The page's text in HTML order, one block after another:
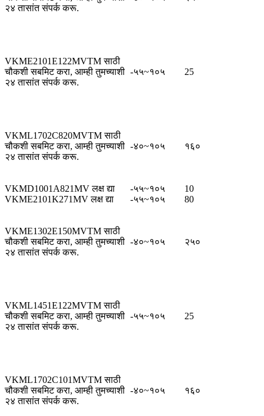
२४ तासांत संपर्क करू.
VKME2101E122MVTM साठी
चौकशी सबमिट करा, आम्ही तुमच्याशी
२४ तासांत संपर्क करू.
-५५~१०५ 25
VKML1702C820MVTM साठी
चौकशी सबमिट करा, आम्ही तुमच्याशी
२४ तासांत संपर्क करू.
-४०~१०५ १६०
VKMD1001A821MV लक्ष द्या -५५~१०५
10
VKME2101K271MV लक्ष द्या
-५५~१०५ 80
VKME1302E150MVTM साठी
चौकशी सबमिट करा, आम्ही तुमच्याशी
२४ तासांत संपर्क करू.
-४०~१०५ २५०
VKML1451E122MVTM साठी
चौकशी सबमिट करा, आम्ही तुमच्याशी
२४ तासांत संपर्क करू.
-५५~१०५ 25
VKML1702C101MVTM साठी
चौकशी सबमिट करा, आम्ही तुमच्याशी
२४ तासांत संपर्क करू.
-४०~१०५ १६०